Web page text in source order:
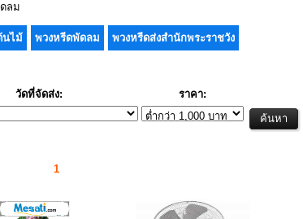
ลม
นไม้ พวงหรีดพัดลม พวงหรีดส่งสำนักพระราชวัง
วัดที่จัดส่ง: ราคา:
1